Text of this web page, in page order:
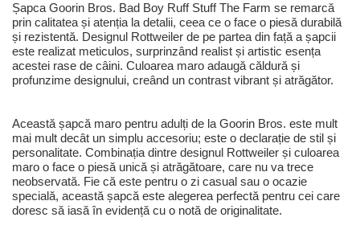
Șapca Goorin Bros. Bad Boy Ruff Stuff The Farm se remarcă
prin calitatea și atenția la detalii, ceea ce o face o piesă durabilă
și rezistentă. Designul Rottweiler de pe partea din față a șapcii
este realizat meticulos, surprinzând realist și artistic esența
acestei rase de câini. Culoarea maro adaugă căldură și
profunzime designului, creând un contrast vibrant și atrăgător.
Această șapcă maro pentru adulți de la Goorin Bros. este mult
mai mult decât un simplu accesoriu; este o declarație de stil și
personalitate. Combinația dintre designul Rottweiler și culoarea
maro o face o piesă unică și atrăgătoare, care nu va trece
neobservată. Fie că este pentru o zi casual sau o ocazie
specială, această șapcă este alegerea perfectă pentru cei care
doresc să iasă în evidență cu o notă de originalitate.